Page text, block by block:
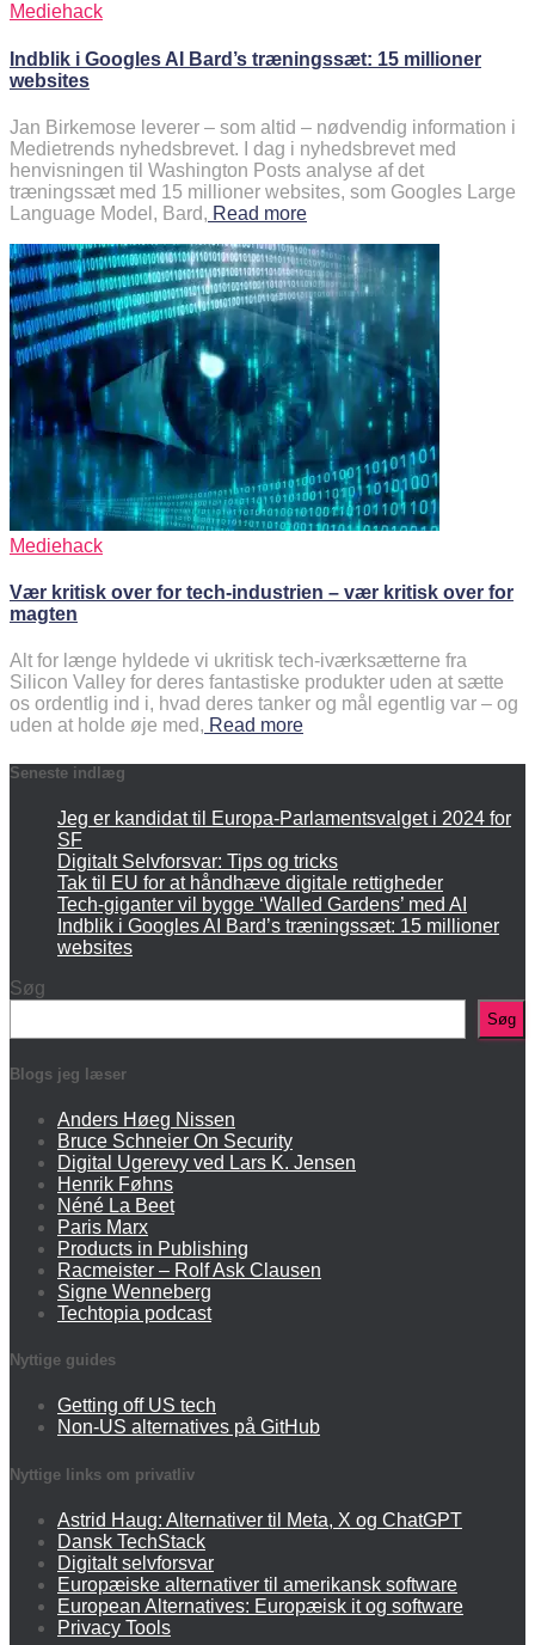
Mediehack
Indblik i Googles AI Bard’s træningssæt: 15 millioner
websites
Jan Birkemose leverer – som altid – nødvendig information i
Medietrends nyhedsbrevet. I dag i nyhedsbrevet med
henvisningen til Washington Posts analyse af det
træningssæt med 15 millioner websites, som Googles Large
Language Model, Bard, Read more
Mediehack
Vær kritisk over for tech-industrien – vær kritisk over for
magten
Alt for længe hyldede vi ukritisk tech-iværksætterne fra
Silicon Valley for deres fantastiske produkter uden at sætte
os ordentlig ind i, hvad deres tanker og mål egentlig var – og
uden at holde øje med, Read more
Seneste indlæg
Jeg er kandidat til Europa-Parlamentsvalget i 2024 for
SF
Digitalt Selvforsvar: Tips og tricks
Tak til EU for at håndhæve digitale rettigheder
Tech-giganter vil bygge ‘Walled Gardens’ med AI
Indblik i Googles AI Bard’s træningssæt: 15 millioner
websites
Søg
Søg
Blogs jeg læser
Anders Høeg Nissen
Bruce Schneier On Security
Digital Ugerevy ved Lars K. Jensen
Henrik Føhns
Néné La Beet
Paris Marx
Products in Publishing
Racmeister – Rolf Ask Clausen
Signe Wenneberg
Techtopia podcast
Nyttige guides
Getting off US tech
Non-US alternatives på GitHub
Nyttige links om privatliv
Astrid Haug: Alternativer til Meta, X og ChatGPT
Dansk TechStack
Digitalt selvforsvar
Europæiske alternativer til amerikansk software
European Alternatives: Europæisk it og software
Privacy Tools